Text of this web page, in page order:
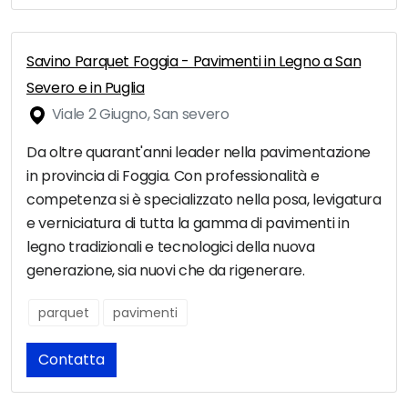
Savino Parquet Foggia - Pavimenti in Legno a San
Severo e in Puglia
Viale 2 Giugno, San severo
Da oltre quarant'anni leader nella pavimentazione
in provincia di Foggia. Con professionalità e
competenza si è specializzato nella posa, levigatura
e verniciatura di tutta la gamma di pavimenti in
legno tradizionali e tecnologici della nuova
generazione, sia nuovi che da rigenerare.
parquet pavimenti
Contatta